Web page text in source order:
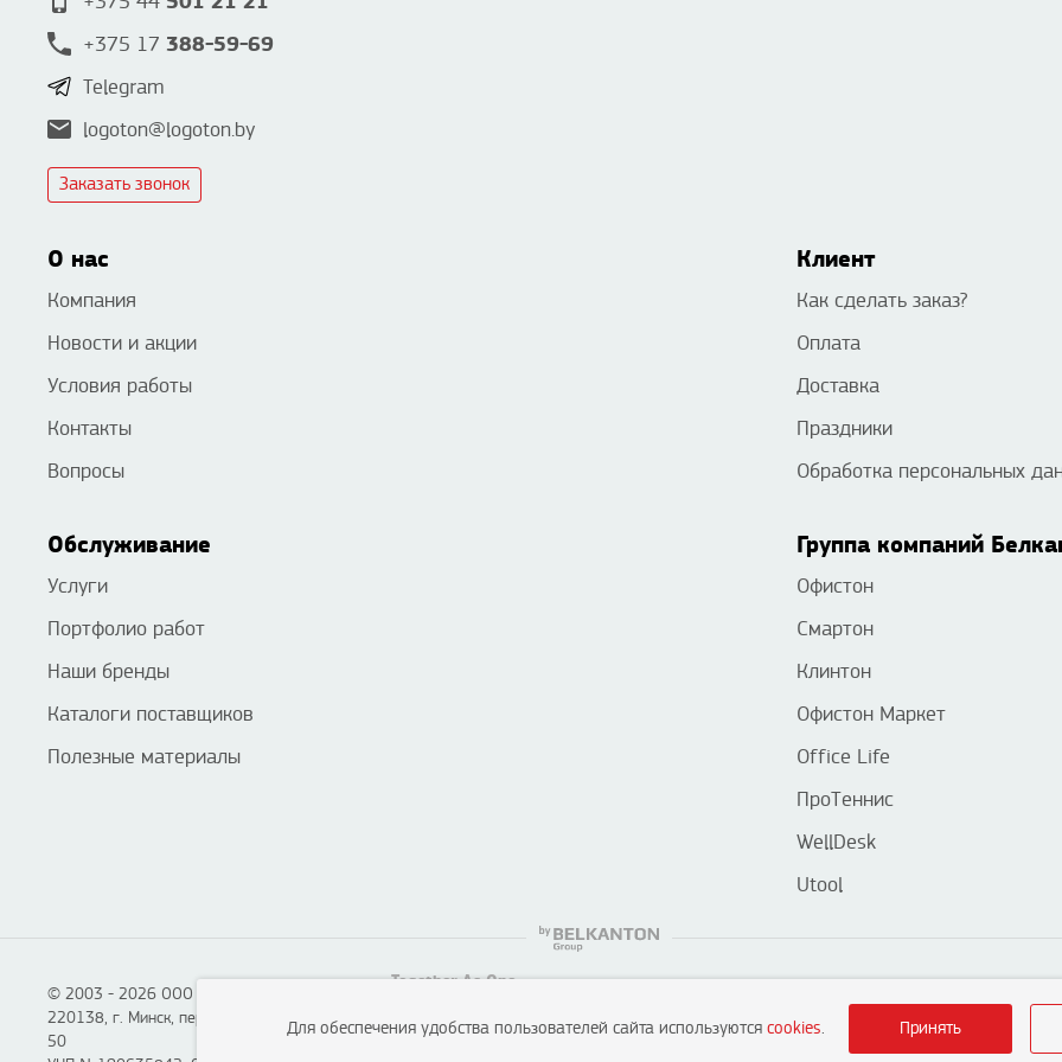
+375 17 388-59-69
Telegram
logoton@logoton.by
Заказать звонок
О нас
Компания
Новости и акции
Условия работы
Контакты
Вопросы
Клиент
Как сделать заказ?
Оплата
Доставка
Праздники
Обработка персональных
Обслуживание
Услуги
Портфолио работ
Наши бренды
Каталоги поставщиков
Полезные материалы
Группа компаний
Офистон
Смартон
Клинтон
Офистон Маркет
Office Life
ПроТеннис
WellDesk
Utool
© 2003 - 2026 ООО «Смартон», Логотон™
220138, г. Минск, пер. Липковский, д. 22, каб.
50
Together As One
Для обеспечения удобства пользователей сайта используются cookies. Принять